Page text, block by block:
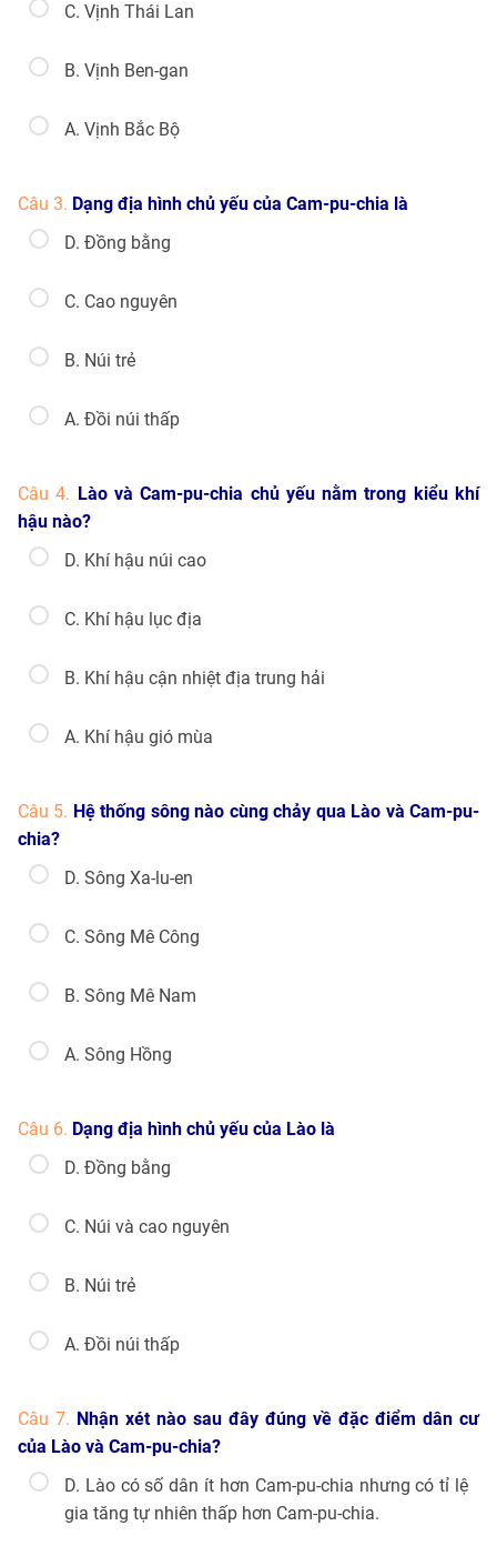
C. Vịnh Thái Lan
B. Vịnh Ben-gan
A. Vịnh Bắc Bộ
Câu 3. Dạng địa hình chủ yếu của Cam-pu-chia là
D. Đồng bằng
C. Cao nguyên
B. Núi trẻ
A. Đồi núi thấp
Câu 4. Lào và Cam-pu-chia chủ yếu nằm trong kiểu khí
hậu nào?
D. Khí hậu núi cao
C. Khí hậu lục địa
B. Khí hậu cận nhiệt địa trung hải
A. Khí hậu gió mùa
Câu 5. Hệ thống sông nào cùng chảy qua Lào và Cam-pu-
chia?
D. Sông Xa-lu-en
C. Sông Mê Công
B. Sông Mê Nam
A. Sông Hồng
Câu 6. Dạng địa hình chủ yếu của Lào là
D. Đồng bằng
C. Núi và cao nguyên
B. Núi trẻ
A. Đồi núi thấp
Câu 7. Nhận xét nào sau đây đúng về đặc điểm dân cư
của Lào và Cam-pu-chia?
D. Lào có số dân ít hơn Cam-pu-chia nhưng có tỉ lệ
gia tăng tự nhiên thấp hơn Cam-pu-chia.